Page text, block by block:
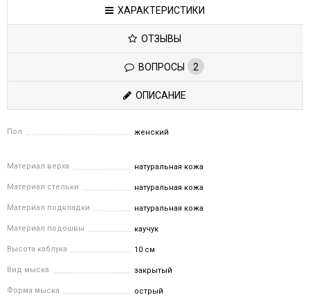
ХАРАКТЕРИСТИКИ
ОТЗЫВЫ
ВОПРОСЫ 2
ОПИСАНИЕ
Пол женский
Материал верха натуральная кожа
Материал стельки натуральная кожа
Материал подкладки натуральная кожа
Материал подошвы каучук
Высота каблука 10 см
Вид мыска закрытый
Форма мыска острый